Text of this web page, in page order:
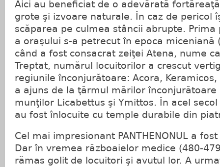
Aici au beneficiat de o adevărată
grote şi izvoare naturale. În caz de pericol
scăparea pe culmea stâncii abrupte.
a oraşului s-a petrecut în epoca miceniană
când a fost consacrat zeiţei Atena, nume
Treptat, numărul locuitorilor a crescut
regiunile înconjurătoare: Acora, Keramicos,
a ajuns de la ţărmul mărilor înconjurătoare
munţilor Licabettus şi Ymittos. În acel
au fost înlocuite cu temple durabile din
Cel mai impresionant PANTHENONUL a
Dar în vremea războaielor medice (480-
rămas golit de locuitori şi avutul lor. A